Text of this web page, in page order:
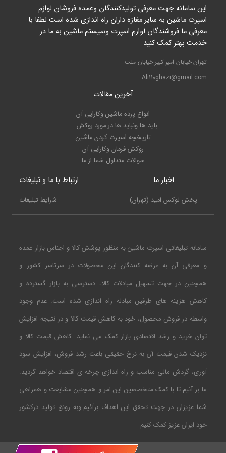
این سامانه جهت معرفی تولیدکنندگان وعمده فروشان لوازم
اسپرت ماشین به سایر مغازه داران راه اندازی شده است لطفا با
معرفی ما فروشندگان لوازم اسپرت وسیستم ماشین به ما در
خدمت بهتر کمک کنید
تهران-خیابان امیر کبیر-خیابان ملت
Ali110ghazi@gmail.com
آخرین مقالات
انواع پرده ماشین وکارایی آن
باید ها ونباید ها در مورد روکش ...
تاریخچه اسپرت کردن ماشین
روکش فرمان وکارایی آن
سوالات متداول شما از ما
اخبار ما
پخش لوکس امید (تهران)
ارتباط با ما و تبلیغات
شرایط تبلیغات
سامانه تبلیغاتی اسپرت ماشین به منظور پوشش کالا و اجناس بازار عمده
و معرفی آن به عرضه کنندگان این محصولات در سرتاسر کشور و
همچنین در جهت تسهیل مبادلات کالا، دسترسی به بازار گسترده و
کاهش هزینه های طرفین مبادله راه اندازی شده است. عدم وجود
واسطه در فروش محصول، خود به کاهش قیمت کالا و در نتیجه افزایش
توان خرید و رشد اقتصادی بازار کمک می نماید. کاهش قیمت کالا و
نزدیک شدن قیمت آن به نرخ حقیقی باعث رشد فروش، افزایش سود
آوری، گردش مالی مناسب و راه اندازی چرخه ی اقتصاد خواهد گردید.
ما بر آنیم تا با کمک متخصصین این امر و همچنین مشایعت و همراهی
شما عزیزان در جهت تحقق این اهداف برآئیم.وبه رونق تولید درکشور
خود ایران عزیز کمک کنیم